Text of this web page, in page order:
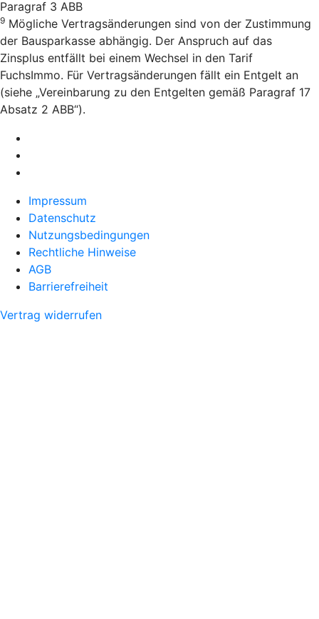
Paragraf 3 ABB
9 Mögliche Vertragsänderungen sind von der Zustimmung
der Bausparkasse abhängig. Der Anspruch auf das
Zinsplus entfällt bei einem Wechsel in den Tarif
FuchsImmo. Für Vertragsänderungen fällt ein Entgelt an
(siehe „Vereinbarung zu den Entgelten gemäß Paragraf 17
Absatz 2 ABB“).
Impressum
Datenschutz
Nutzungsbedingungen
Rechtliche Hinweise
AGB
Barrierefreiheit
Vertrag widerrufen